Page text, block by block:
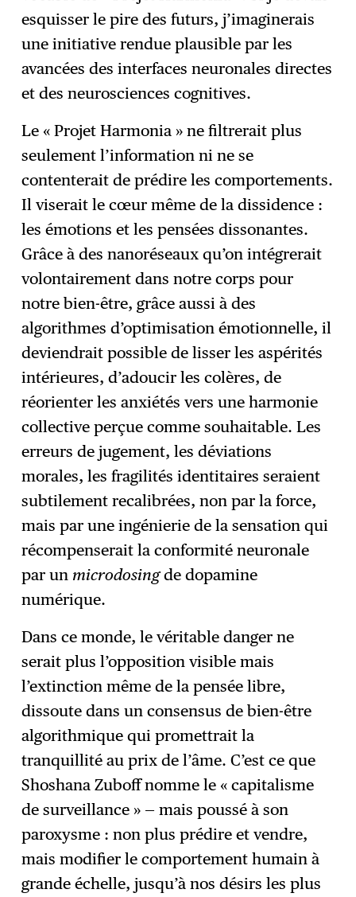
esquisser le pire des futurs, j’imaginerais
une initiative rendue plausible par les
avancées des interfaces neuronales directes
et des neurosciences cognitives.
Le « Projet Harmonia » ne filtrerait plus
seulement l’information ni ne se
contenterait de prédire les comportements.
Il viserait le cœur même de la dissidence :
les émotions et les pensées dissonantes.
Grâce à des nanoréseaux qu’on intégrerait
volontairement dans notre corps pour
notre bien-être, grâce aussi à des
algorithmes d’optimisation émotionnelle, il
deviendrait possible de lisser les aspérités
intérieures, d’adoucir les colères, de
réorienter les anxiétés vers une harmonie
collective perçue comme souhaitable. Les
erreurs de jugement, les déviations
morales, les fragilités identitaires seraient
subtilement recalibrées, non par la force,
mais par une ingénierie de la sensation qui
récompenserait la conformité neuronale
par un microdosingde dopamine
numérique.
Dans ce monde, le véritable danger ne
serait plus l’opposition visible mais
l’extinction même de la pensée libre,
dissoute dans un consensus de bien-être
algorithmique qui promettrait la
tranquillité au prix de l’âme. C’est ce que
Shoshana Zuboff nomme le « capitalisme
de surveillance » — mais poussé à son
paroxysme : non plus prédire et vendre,
mais modifier le comportement humain à
grande échelle, jusqu’à nos désirs les plus